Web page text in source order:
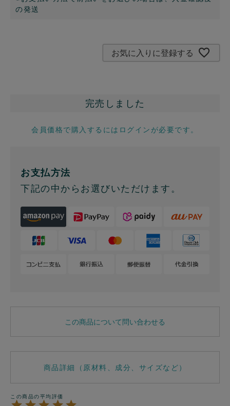
の発送
お気に入りに登録する
完売しました
会員価格で購入するにはログインが必要です。
お支払方法
下記の中からお選びいただけます。
この商品について問い合わせる
商品詳細（原材料、成分、サイズなど）